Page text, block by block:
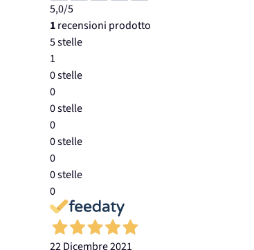
5,0/5
1recensioni prodotto
5 stelle
1
0 stelle
0
0 stelle
0
0 stelle
0
0 stelle
0
22 Dicembre 2021